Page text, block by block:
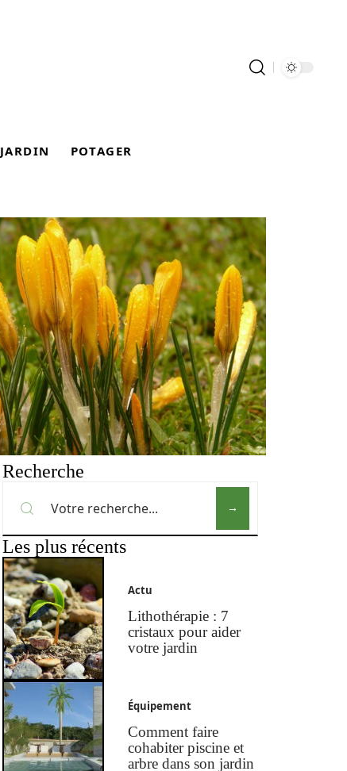
JARDIN POTAGER
Recherche
Les plus récents
Actu
Lithothérapie : 7
cristaux pour aider
votre jardin
Équipement
Comment faire
cohabiter piscine et
arbre dans son jardin